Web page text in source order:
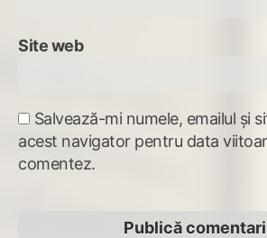
Site web
Salvează-mi numele, emailul și
acest navigator pentru data
comentez.